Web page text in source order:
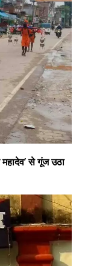
से गूंज उठा